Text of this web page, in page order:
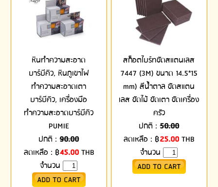
หินทำความสะอาด
บาร์บีคิว, หินภูเขาไฟ
ทำความสะอาดเตา
บาร์บีคิว, เครื่องมือ
ทำความสะอาดบาร์บีคิว
PUMIE
ปกติ :90.00
ลดเหลือ : ฿45.00THB
จำนวน
สก็อตไบร์ทขัดสแตนเลส
7447 (3M) ขนาด 14.5*15
mm) สีน้ำตาล ขัดสแตน
เลส ขัดไม้ ขัดเตา ขัดเครื่อง
ครัว
ปกติ :50.00
ลดเหลือ : ฿25.00 THB
จำนวน